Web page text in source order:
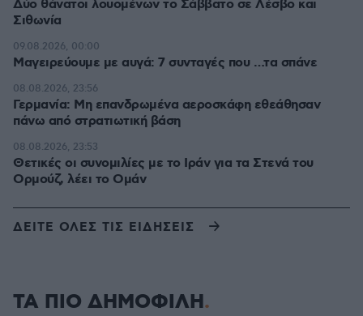
Δύο θάνατοι λουομένων το Σάββατο σε Λέσβο και
Σιθωνία
Μαγειρεύουμε με αυγά: 7 συνταγές που …τα σπάνε
09.08.2026, 00:00
Γερμανία: Μη επανδρωμένα αεροσκάφη εθεάθησαν
πάνω από στρατιωτική βάση
08.08.2026, 23:56
Θετικές οι συνομιλίες με το Ιράν για τα Στενά του
Ορμούζ, λέει το Ομάν
08.08.2026, 23:53
ΔΕΙΤΕ ΟΛΕΣ ΤΙΣ ΕΙΔΗΣΕΙΣ
ΤΑ ΠΙΟ ΔΗΜΟΦΙΛΗ